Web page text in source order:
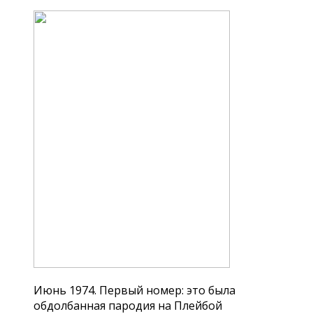
Июнь 1974. Первый номер: это была
обдолбанная пародия на Плейбой